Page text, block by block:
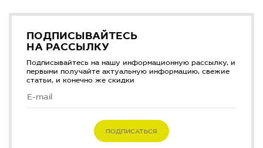
ПОДПИСЫВАЙТЕСЬ
НА РАССЫЛКУ
Подписывайтесь на нашу информационную рассылку, и
первыми получайте актуальную информацию, свежие
статьи, и конечно же скидки
ПОДПИСАТЬСЯ